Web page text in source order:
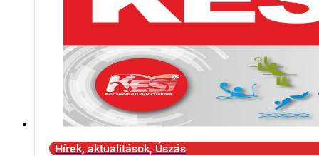
Hírek, aktualitások, Úszás